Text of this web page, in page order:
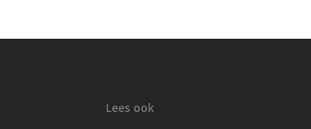
Lees ook